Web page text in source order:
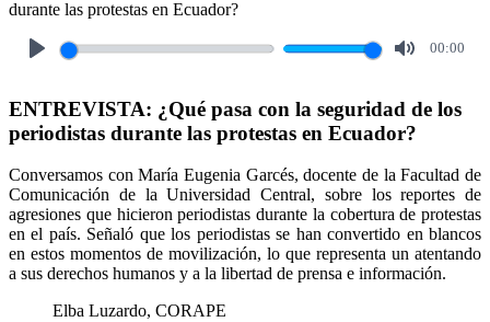
00:00
ENTREVISTA: ¿Qué pasa con la seguridad de los
periodistas durante las protestas en Ecuador?
Conversamos con María Eugenia Garcés, docente de la Facultad de
Comunicación de la Universidad Central, sobre los reportes de
agresiones que hicieron periodistas durante la cobertura de protestas
en el país. Señaló que los periodistas se han convertido en blancos
en estos momentos de movilización, lo que representa un atentando
a sus derechos humanos y a la libertad de prensa e información.
Elba Luzardo, CORAPE